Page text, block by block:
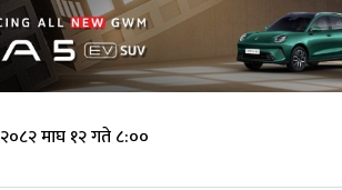
२०८२ माघ १२ गते ८:००